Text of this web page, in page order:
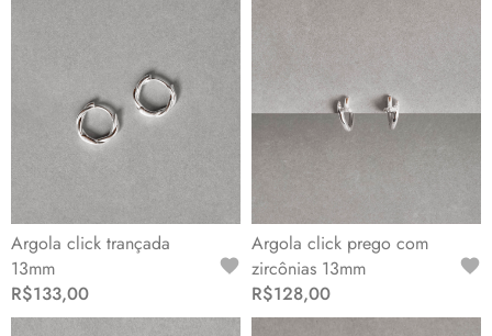
Argola click trançada
13mm
R$133,00
Argola click prego com
zircônias 13mm
R$128,00